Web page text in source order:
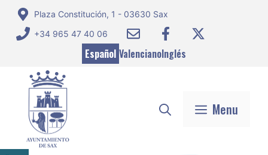
Saltar
contenido
Plaza Constitución, 1 - 03630 Sax
+34 965 47 40 06
Español ValencianoInglés
Menu